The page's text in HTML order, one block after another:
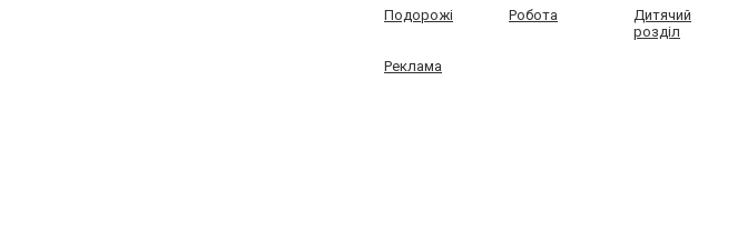
Подорожі Робота
Дитячий
розділ
Реклама